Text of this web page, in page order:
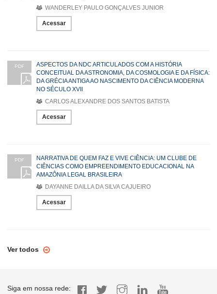
WANDERLEY PAULO GONÇALVES JUNIOR
Acessar
PDF
ASPECTOS DA NDC ARTICULADOS COM A HISTÓRIA
CONCEITUAL DA ASTRONOMIA, DA COSMOLOGIA E DA FÍSICA:
DA GRÉCIA ANTIGA AO NASCIMENTO DA CIÊNCIA MODERNA
NO SÉCULO XVII
CARLOS ALEXANDRE DOS SANTOS BATISTA
Acessar
PDF
NARRATIVA DE QUEM FAZ E VIVE CIÊNCIA: UM CLUBE DE
CIÊNCIAS COMO EMPREENDIMENTO EDUCACIONAL NA
AMAZÔNIA LEGAL BRASILEIRA
DAYANNE DAILLA DA SILVA CAJUEIRO
Acessar
Ver todos
Siga em nossa rede: